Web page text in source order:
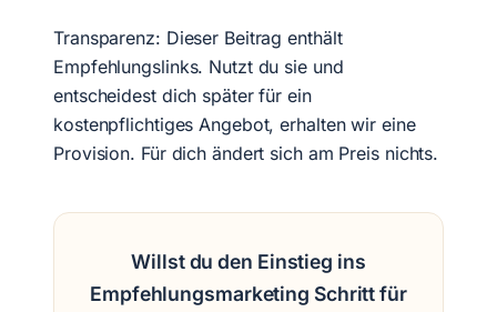
Transparenz: Dieser Beitrag enthält
Empfehlungslinks. Nutzt du sie und
entscheidest dich später für ein
kostenpflichtiges Angebot, erhalten wir eine
Provision. Für dich ändert sich am Preis nichts.
Willst du den Einstieg ins
Empfehlungsmarketing Schritt für